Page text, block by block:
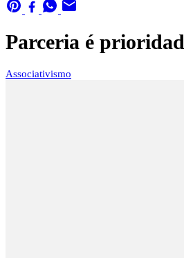
Parceria é
Associativismo